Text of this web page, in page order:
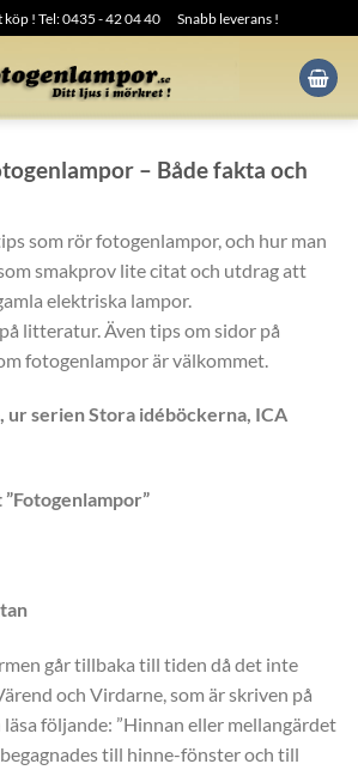
! Tel: 0435 - 42 04 40 Snabb leverans !
– Både fakta och
som rör fotogenlampor, och hur man
smakprov lite citat och utdrag att
elektriska lampor.
litteratur. Även tips om sidor på
fotogenlampor är välkommet.
ur serien Stora idéböckerna, ICA
går tillbaka till tiden då det inte
och Virdarne, som är skriven på
följande: ”Hinnan eller mellangärdet
till hinne-fönster och till